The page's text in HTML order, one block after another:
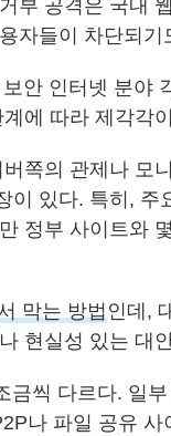
부 공격은 국내
자들이 차단되기
안 인터넷 분야
에 따라 제각각
쪽의 관제나 모
이 있다. 특히,
정부 사이트와
막는 방법 인데,
현실성 있는 대
금씩 다르다. 일
나 파일 공유